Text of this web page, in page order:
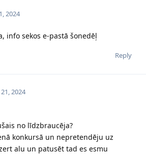
2024
info sekos e-pastā šonedēļ
Reply
2024
no līdzbraucēja?
konkursā un nepretendēju uz
alu un patusēt tad es esmu